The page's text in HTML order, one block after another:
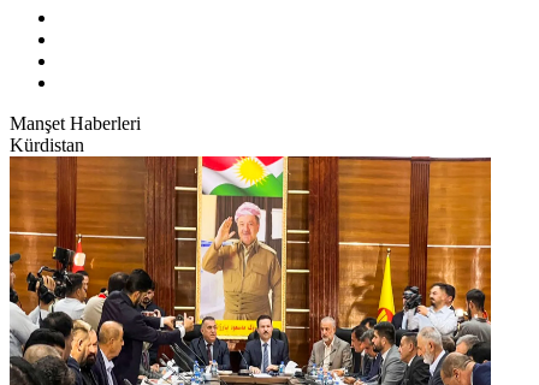
Manşet Haberleri
Kürdistan